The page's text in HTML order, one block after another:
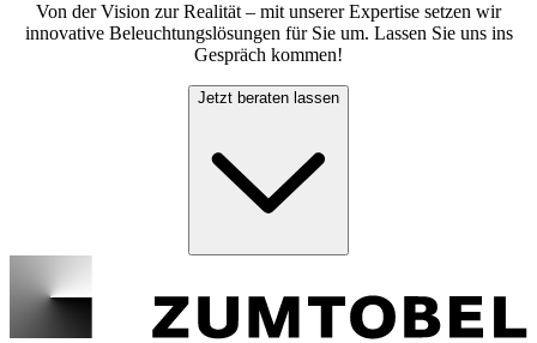
Von der Vision zur Realität – mit unserer Expertise setzen wir
innovative Beleuchtungslösungen für Sie um. Lassen Sie uns ins
Gespräch kommen!
Jetzt beraten lassen